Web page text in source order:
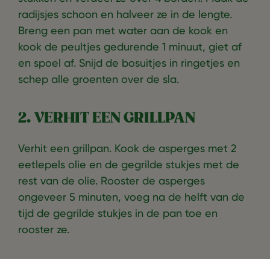
radijsjes schoon en halveer ze in de lengte.
Breng een pan met water aan de kook en
kook de peultjes gedurende 1 minuut, giet af
en spoel af. Snijd de bosuitjes in ringetjes en
schep alle groenten over de sla.
2. VERHIT EEN GRILLPAN
Verhit een grillpan. Kook de asperges met 2
eetlepels olie en de gegrilde stukjes met de
rest van de olie. Rooster de asperges
ongeveer 5 minuten, voeg na de helft van de
tijd de gegrilde stukjes in de pan toe en
rooster ze.